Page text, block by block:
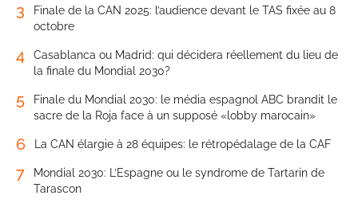
3
Finale de la CAN 2025: l’audience devant le TAS fixée au 8
octobre
4
Casablanca ou Madrid: qui décidera réellement du lieu de
la finale du Mondial 2030?
5
Finale du Mondial 2030: le média espagnol ABC brandit le
sacre de la Roja face à un supposé «lobby marocain»
6 La CAN élargie à 28 équipes: le rétropédalage de la CAF
7
Mondial 2030: L’Espagne ou le syndrome de Tartarin de
Tarascon